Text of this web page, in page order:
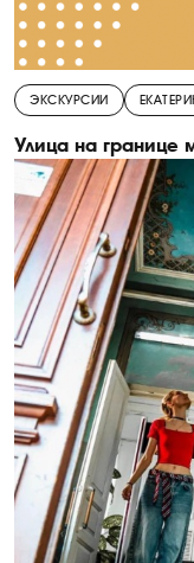
ЭКСКУРСИИ
Улица на